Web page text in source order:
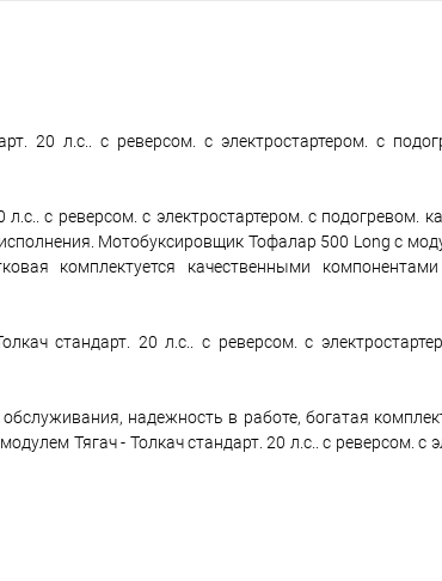
20 л.с.. с реверсом. с электростартером. с
с реверсом. с электростартером. с подогревом.
Мотобуксировщик Тофалар 500 Long с
комплектуется качественными
стандарт. 20 л.с.. с реверсом. с
надежность в работе, богатая
Тягач - Толкач стандарт. 20 л.с.. с реверсом. с